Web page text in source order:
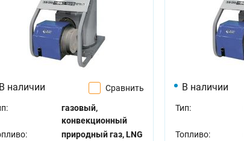
В наличии Сравнить
газовый,
конвекционный
природный газ, LNG
В наличии
Тип:
Топливо: